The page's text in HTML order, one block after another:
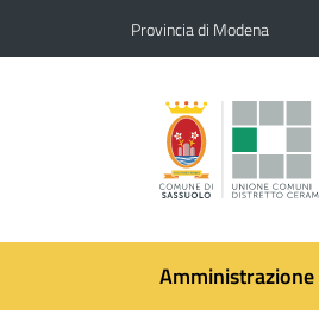
Provincia di Modena
Amministrazione